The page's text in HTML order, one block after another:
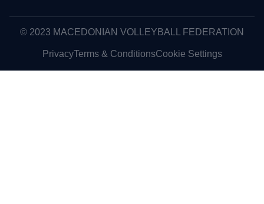
© 2023 MACEDONIAN VOLLEYBALL FEDERATION
PrivacyTerms & ConditionsCookie Settings